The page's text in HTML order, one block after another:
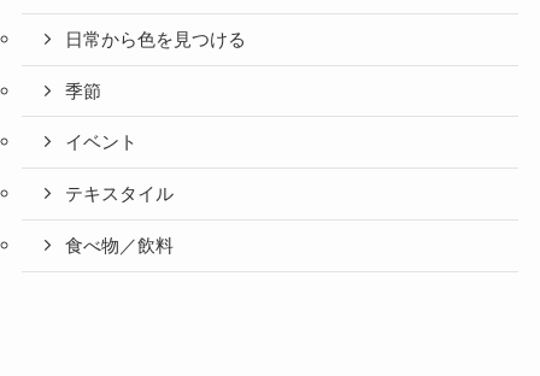
日常から色を見つける
季節
イベント
テキスタイル
食べ物／飲料